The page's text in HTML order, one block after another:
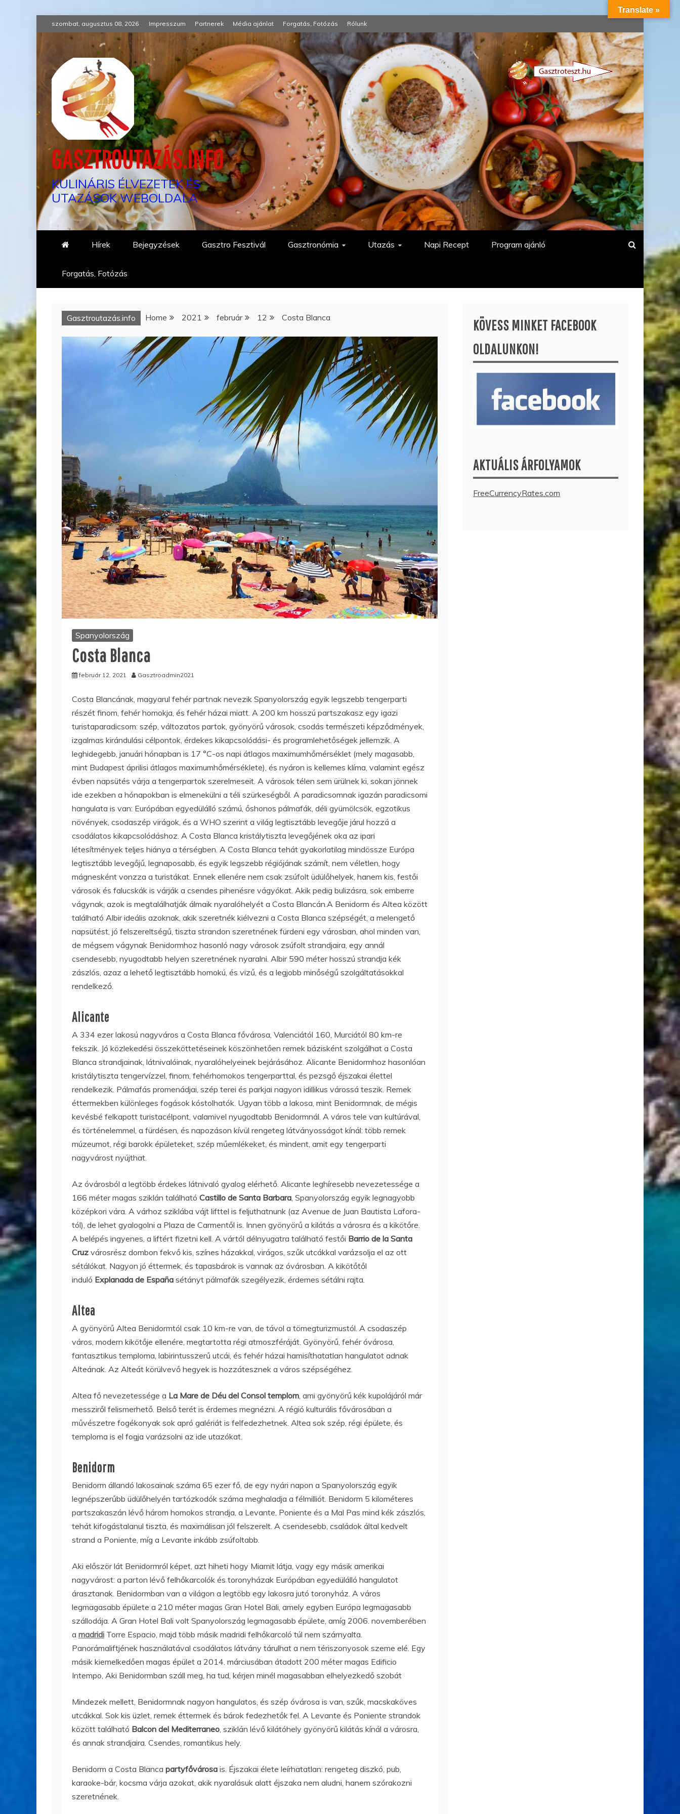
to
szombat, augusztus 08, 2026 Impresszum Partnerek Média ajánlat Forgatás, Fotózás Rólunk
GASZTROUTAZÁS.INFO
KULINÁRIS ÉLVEZETEK ÉS
UTAZÁSOK WEBOLDALA
Hírek Bejegyzések Gasztro Fesztivál Gasztronómia Utazás Napi Recept Program ajánló
Forgatás, Fotózás
Gasztroutazás.info Home 2021 február 12 Costa Blanca
Spanyolország
Costa Blanca
február 12, 2021 Gasztroadmin2021
Costa Blancának, magyarul fehér partnak nevezik Spanyolország egyik legszebb tengerparti
részét finom, fehér homokja, és fehér házai miatt. A 200 km hosszú partszakasz egy igazi
turistaparadicsom: szép, változatos partok, gyönyörű városok, csodás természeti képződmények,
izgalmas kirándulási célpontok, érdekes kikapcsolódási- és programlehetőségek jellemzik. A
leghidegebb, januári hónapban is 17 °C-os napi átlagos maximumhőmérséklet (mely magasabb,
mint Budapest áprilisi átlagos maximumhőmérséklete), és nyáron is kellemes klíma, valamint egész
évben napsütés várja a tengerpartok szerelmeseit. A városok télen sem ürülnek ki, sokan jönnek
ide ezekben a hónapokban is elmenekülni a téli szürkeségből. A paradicsomnak igazán paradicsomi
hangulata is van: Európában egyedülálló számú, őshonos pálmafák, déli gyümölcsök, egzotikus
növények, csodaszép virágok, és a WHO szerint a világ legtisztább levegője járul hozzá a
csodálatos kikapcsolódáshoz. A Costa Blanca kristálytiszta levegőjének oka az ipari
létesítmények teljes hiánya a térségben. A Costa Blanca tehát gyakorlatilag mindössze Európa
legtisztább levegőjű, legnaposabb, és egyik legszebb régiójának számít, nem véletlen, hogy
mágnesként vonzza a turistákat. Ennek ellenére nem csak zsúfolt üdülőhelyek, hanem kis, festői
városok és falucskák is várják a csendes pihenésre vágyókat. Akik pedig bulizásra, sok emberre
vágynak, azok is megtalálhatják álmaik nyaralóhelyét a Costa Blancán.A Benidorm és Altea között
található Albir ideális azoknak, akik szeretnék kiélvezni a Costa Blanca szépségét, a melengető
napsütést, jó felszereltségű, tiszta strandon szeretnének fürdeni egy városban, ahol minden van,
de mégsem vágynak Benidormhoz hasonló nagy városok zsúfolt strandjaira, egy annál
csendesebb, nyugodtabb helyen szeretnének nyaralni. Albir 590 méter hosszú strandja kék
zászlós, azaz a lehető legtisztább homokú, és vizű, és a legjobb minőségű szolgáltatásokkal
rendelkező.
Alicante
A 334 ezer lakosú nagyváros a Costa Blanca fővárosa, Valenciától 160, Murciától 80 km-re
fekszik. Jó közlekedési összeköttetéseinek köszönhetően remek bázisként szolgálhat a Costa
Blanca strandjainak, látnivalóinak, nyaralóhelyeinek bejárásához. Alicante Benidormhoz hasonlóan
kristálytiszta tengervízzel, finom, fehérhomokos tengerparttal, és pezsgő éjszakai élettel
rendelkezik. Pálmafás promenádjai, szép terei és parkjai nagyon idillikus várossá teszik. Remek
éttermekben különleges fogások kóstolhatók. Ugyan több a lakosa, mint Benidormnak, de mégis
kevésbé felkapott turistacélpont, valamivel nyugodtabb Benidormnál. A város tele van kultúrával,
és történelemmel, a fürdésen, és napozáson kívül rengeteg látványosságot kínál: több remek
múzeumot, régi barokk épületeket, szép műemlékeket, és mindent, amit egy tengerparti
nagyvárost nyújthat.
Az óvárosból a legtöbb érdekes látnivaló gyalog elérhető. Alicante leghíresebb nevezetessége a
166 méter magas sziklán található Castillo de Santa Barbara, Spanyolország egyik legnagyobb
középkori vára. A várhoz sziklába vájt lifttel is feljuthatnunk (az Avenue de Juan Bautista Lafora-
tól), de lehet gyalogolni a Plaza de Carmentől is. Innen gyönyörű a kilátás a városra és a kikötőre.
A belépés ingyenes, a liftért fizetni kell. A vártól délnyugatra található festői Barrio de la Santa
Cruz városrész dombon fekvő kis, színes házakkal, virágos, szűk utcákkal varázsolja el az ott
sétálókat. Nagyon jó éttermek, és tapasbárok is vannak az óvárosban. A kikötőtől
induló Explanada de España sétányt pálmafák szegélyezik, érdemes sétálni rajta.
Altea
A gyönyörű Altea Benidormtól csak 10 km-re van, de távol a tömegturizmustól. A csodaszép
város, modern kikötője ellenére, megtartotta régi atmoszféráját. Gyönyörű, fehér óvárosa,
fantasztikus temploma, labirintusszerű utcái, és fehér házai hamisíthatatlan hangulatot adnak
Alteának. Az Alteát körülvevő hegyek is hozzátesznek a város szépségéhez.
Altea fő nevezetessége a La Mare de Déu del Consol templom, ami gyönyörű kék kupolájáról már
messziről felismerhető. Belső terét is érdemes megnézni. A régió kulturális fővárosában a
művészetre fogékonyak sok apró galériát is felfedezhetnek. Altea sok szép, régi épülete, és
temploma is el fogja varázsolni az ide utazókat.
Benidorm
Benidorm állandó lakosainak száma 65 ezer fő, de egy nyári napon a Spanyolország egyik
legnépszerűbb üdülőhelyén tartózkodók száma meghaladja a félmilliót. Benidorm 5 kilométeres
partszakaszán lévő három homokos strandja, a Levante, Poniente és a Mal Pas mind kék zászlós,
tehát kifogástalanul tiszta, és maximálisan jól felszerelt. A csendesebb, családok által kedvelt
strand a Poniente, míg a Levante inkább zsúfoltabb.
Aki először lát Benidormról képet, azt hiheti hogy Miamit látja, vagy egy másik amerikai
nagyvárost: a parton lévő felhőkarcolók és toronyházak Európában egyedülálló hangulatot
árasztanak. Benidormban van a világon a legtöbb egy lakosra jutó toronyház. A város
legmagasabb épülete a 210 méter magas Gran Hotel Bali, amely egyben Európa legmagasabb
szállodája. A Gran Hotel Bali volt Spanyolország legmagasabb épülete, amíg 2006. novemberében
a madridi Torre Espacio, majd több másik madridi felhőkarcoló túl nem szárnyalta.
Panorámaliftjének használatával csodálatos látvány tárulhat a nem tériszonyosok szeme elé. Egy
másik kiemelkedően magas épület a 2014. márciusában átadott 200 méter magas Edificio
Intempo, Aki Benidormban száll meg, ha tud, kérjen minél magasabban elhelyezkedő szobát
Mindezek mellett, Benidormnak nagyon hangulatos, és szép óvárosa is van, szűk, macskaköves
utcákkal. Sok kis üzlet, remek éttermek és bárok fedezhetők fel. A Levante és Poniente strandok
között található Balcon del Mediterraneo, sziklán lévő kilátóhely gyönyörű kilátás kínál a városra,
és annak strandjaira. Csendes, romantikus hely.
Benidorm a Costa Blanca partyfővárosa is. Éjszakai élete leírhatatlan: rengeteg diszkó, pub,
karaoke-bár, kocsma várja azokat, akik nyaralásuk alatt éjszaka nem aludni, hanem szórakozni
szeretnének.
KÖVESS MINKET FACEBOOK
OLDALUNKON!
AKTUÁLIS ÁRFOLYAMOK
FreeCurrencyRates.com
Translate »